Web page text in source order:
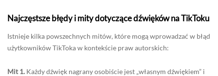
Najczęstsze błędy i mity dotyczące dźwięków na TikToku
Istnieje kilka powszechnych mitów, które mogą wprowadzać w błąd
użytkowników TikToka w kontekście praw autorskich:
Mit 1. Każdy dźwięk nagrany osobiście jest „własnym dźwiękiem” i